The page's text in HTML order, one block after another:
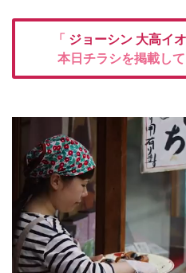
「 ジョーシン 大高イ
本日チラシを掲載し